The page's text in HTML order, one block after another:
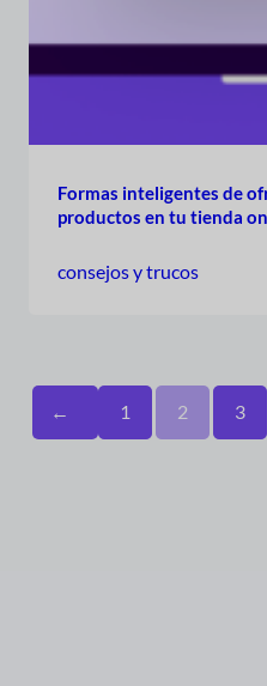
Formas inteligentes de
productos en tu tienda
consejos y trucos
← 1 2 3